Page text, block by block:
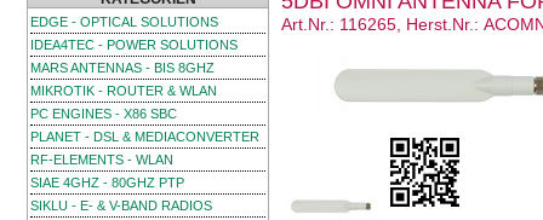
EDGE - OPTICAL SOLUTIONS
IDEA4TEC - POWER SOLUTIONS
MARS ANTENNAS - BIS 8GHZ
MIKROTIK - ROUTER & WLAN
PC ENGINES - X86 SBC
PLANET - DSL & MEDIACONVERTER
RF-ELEMENTS - WLAN
SIAE 4GHZ - 80GHZ PTP
SIKLU - E- & V-BAND RADIOS
Art.Nr.: 116265, Herst.Nr.: